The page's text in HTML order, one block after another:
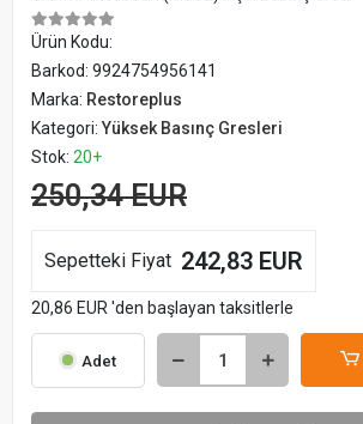
Ürün Kodu:
Barkod: 9924754956141
Marka: Restoreplus
Kategori:Yüksek Basınç Gresleri
Stok: 20+
250,34 EUR
Sepetteki Fiyat 242,83 EUR
20,86 EUR 'den başlayan taksitlerle
Adet